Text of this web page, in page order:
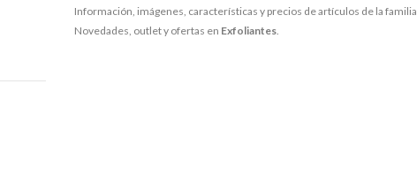
Información, imágenes, características y precios de artículos de la familia
Novedades, outlet y ofertas en Exfoliantes.